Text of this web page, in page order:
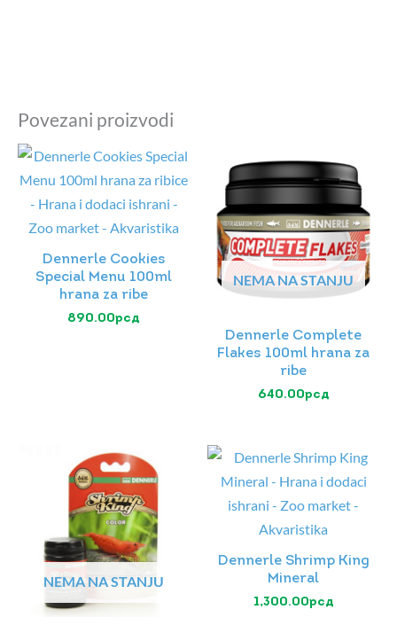
Povezani proizvodi
Dennerle Cookies
Special Menu 100ml
hrana za ribe
890.00рсд
NEMA NA STANJU
Dennerle Complete
Flakes 100ml hrana za
ribe
640.00рсд
NEMA NA STANJU
Dennerle Shrimp King
Mineral
1,300.00рсд